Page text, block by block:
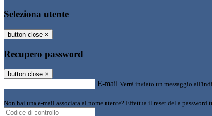
Seleziona utente
button close ×
Recupero password
button close ×
E-mail Verrà inviato un messaggio
Non hai una e-mail associata al nome utente? Effettua il reset della password